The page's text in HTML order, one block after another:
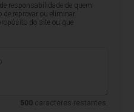
responsabilidade de quem
de reprovar ou eliminar
do site ou que
500 caracteres restantes.